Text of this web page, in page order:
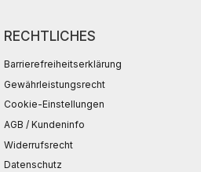
RECHTLICHES
Barrierefreiheitserklärung
Gewährleistungsrecht
Cookie-Einstellungen
AGB / Kundeninfo
Widerrufsrecht
Datenschutz